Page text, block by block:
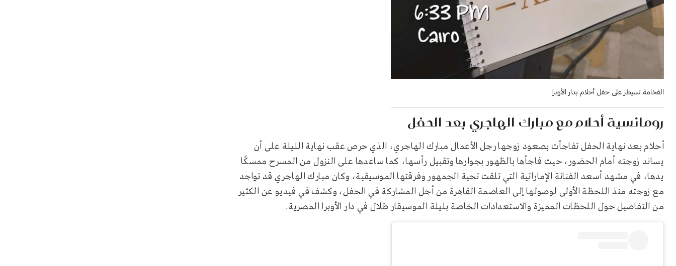
الفخامة تسيطر على حفل أحلام بدار الأوبرا
رومانسية أحلام مع مبارك الهاجري بعد الحفل
أحلام بعد نهاية الحفل تفاجأت بصعود زوجها رجل الأعمال مبارك الهاجري، الذي حرص عقب نهاية الليلة على أن
يساند زوجته أمام الحضور، حيث فاجأها بالظهور بجوارها وتقبيل رأسها، كما ساعدها على النزول من المسرح ممسكًا
يدها، في مشهد أسعد الفنانة الإماراتية التي تلقت تحية الجمهور وفرقتها الموسيقية، وكان مبارك الهاجري قد تواجد
مع زوجته منذ اللحظة الأولى لوصولها إلى العاصمة القاهرة من أجل المشاركة في الحفل، وكشف في فيديو عن الكثير
من التفاصيل حول اللحظات المميزة والاستعدادات الخاصة بليلة الموسيقار طلال في دار الأوبرا المصرية.